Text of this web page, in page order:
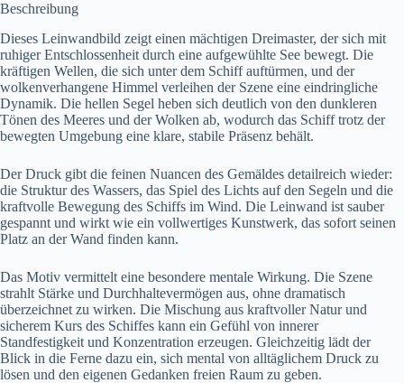
Beschreibung
Dieses Leinwandbild zeigt einen mächtigen Dreimaster, der sich mit
ruhiger Entschlossenheit durch eine aufgewühlte See bewegt. Die
kräftigen Wellen, die sich unter dem Schiff auftürmen, und der
wolkenverhangene Himmel verleihen der Szene eine eindringliche
Dynamik. Die hellen Segel heben sich deutlich von den dunkleren
Tönen des Meeres und der Wolken ab, wodurch das Schiff trotz der
bewegten Umgebung eine klare, stabile Präsenz behält.
Der Druck gibt die feinen Nuancen des Gemäldes detailreich wieder:
die Struktur des Wassers, das Spiel des Lichts auf den Segeln und die
kraftvolle Bewegung des Schiffs im Wind. Die Leinwand ist sauber
gespannt und wirkt wie ein vollwertiges Kunstwerk, das sofort seinen
Platz an der Wand finden kann.
Das Motiv vermittelt eine besondere mentale Wirkung. Die Szene
strahlt Stärke und Durchhaltevermögen aus, ohne dramatisch
überzeichnet zu wirken. Die Mischung aus kraftvoller Natur und
sicherem Kurs des Schiffes kann ein Gefühl von innerer
Standfestigkeit und Konzentration erzeugen. Gleichzeitig lädt der
Blick in die Ferne dazu ein, sich mental von alltäglichem Druck zu
lösen und den eigenen Gedanken freien Raum zu geben.